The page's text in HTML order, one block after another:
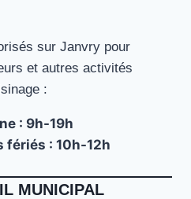
sur Janvry pour
et autres activités
:
: 9h-19h
fériés : 10h-12h
MUNICIPAL